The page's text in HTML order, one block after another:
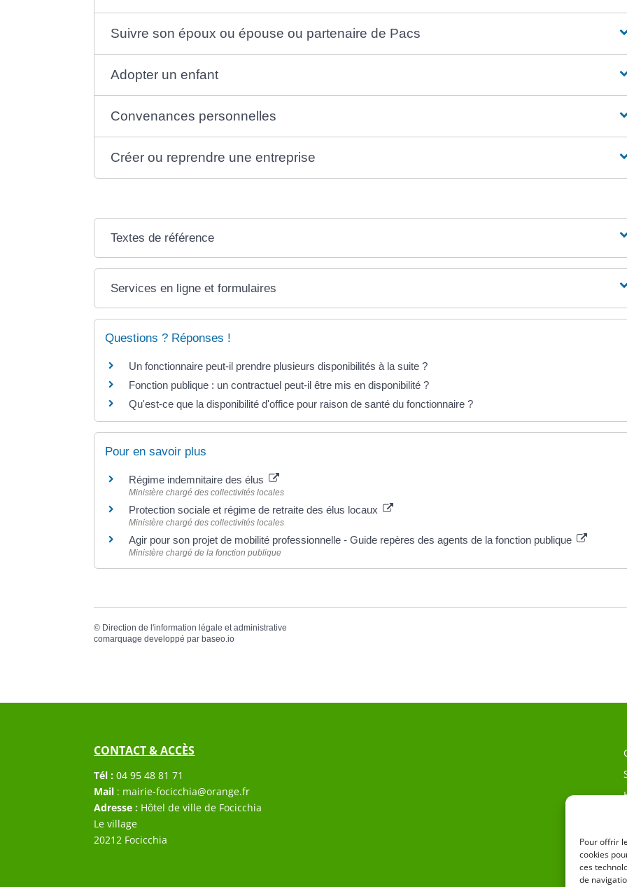
Pour offrir
cookies
ces
de
Suivre son époux ou épouse ou partenaire de Pacs
Adopter un enfant
Convenances personnelles
Créer ou reprendre une entreprise
Textes de référence
Services en ligne et formulaires
Questions ? Réponses !
Un fonctionnaire peut-il prendre plusieurs disponibilités à la suite ?
Fonction publique : un contractuel peut-il être mis en disponibilité ?
Qu'est-ce que la disponibilité d'office pour raison de santé du fonctionnaire ?
Pour en savoir plus
Régime indemnitaire des élus
Ministère chargé des collectivités locales
Protection sociale et régime de retraite des élus locaux
Ministère chargé des collectivités locales
Agir pour son projet de mobilité professionnelle - Guide repères des agents de la fonction publique
Ministère chargé de la fonction publique
© Direction de l'information légale et administrative
comarquage developpé par baseo.io
CONTACT & ACCÈS
Tél : 04 95 48 81 71
Mail : mairie-focicchia@orange.fr
Adresse : Hôtel de ville de Focicchia
Le village
20212 Focicchia